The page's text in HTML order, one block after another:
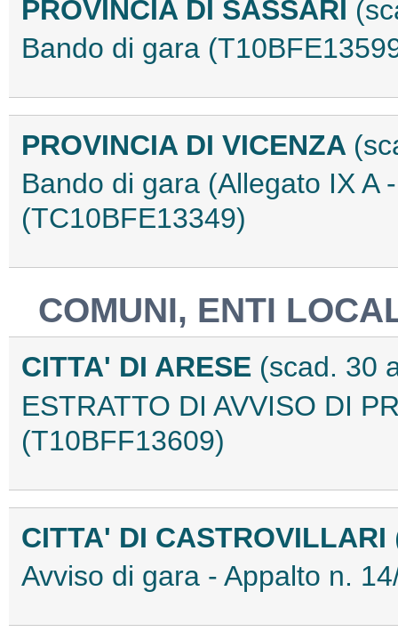
PROVINCIA DI SASSARI
Bando di gara
PROVINCIA DI VICENZA
Bando di gara (Allegato IX A
(TC10BFE13349)
COMUNI, ENTI
CITTA' DI ARESE (scad. 30
ESTRATTO DI AVVISO DI
(T10BFF13609)
CITTA' DI CASTROVILLARI
Avviso di gara - Appalto n.